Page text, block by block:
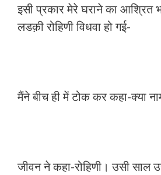
इसी प्रकार मेरे घराने का आश्रित
लडक़ी रोहिणी विधवा हो गई-
मैंने बीच ही में टोक कर कहा-क्या
जीवन ने कहा-रोहिणी। उसी साल